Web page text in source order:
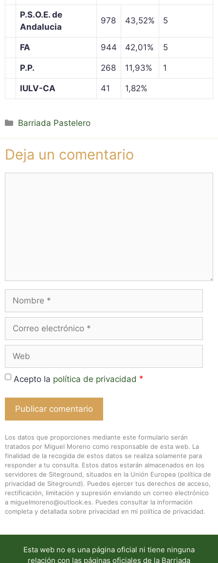
P.S.O.E. de
Andalucia
978 43,52% 5
FA 944 42,01% 5
P.P. 268 11,93% 1
IULV-CA 41 1,82%
Categorías
Barriada Pastelero
Deja un comentario
Nombre
Correo
Web
Acepto la política de privacidad *
Los datos que proporciones mediante este formulario serán
tratados por Miguel Moreno como responsable de esta web. La
finalidad de la recogida de estos datos se realiza solamente para
responder a tu consulta. Estos datos estarán almacenados en los
servidores de Siteground, situados en la Unión Europea (política de
privacidad de Siteground). Puedes ejercer tus derechos de acceso,
rectificación, limitación y supresión enviando un correo electrónico
a miguelmoreno@outlook.es. Puedes consultar la información
completa y detallada sobre privacidad en mi política de privacidad.
Esta web no es una página oficial ni tiene ninguna
relación con las páginas oficiales de la Barriada